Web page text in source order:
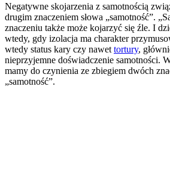
Negatywne skojarzenia z samotnością
drugim znaczeniem słowa „samotność”.
znaczeniu także może kojarzyć się źle. I
wtedy, gdy izolacja ma charakter
wtedy status kary czy nawet tortury,
nieprzyjemne doświadczenie samotności.
mamy do czynienia ze zbiegiem dwóch
„samotność”.